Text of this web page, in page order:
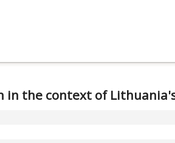
the context of